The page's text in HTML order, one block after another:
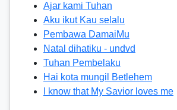
Ajar kami Tuhan
Aku ikut Kau selalu
Pembawa DamaiMu
Natal dihatiku - undvd
Tuhan Pembelaku
Hai kota mungil Betlehem
I know that My Savior loves me